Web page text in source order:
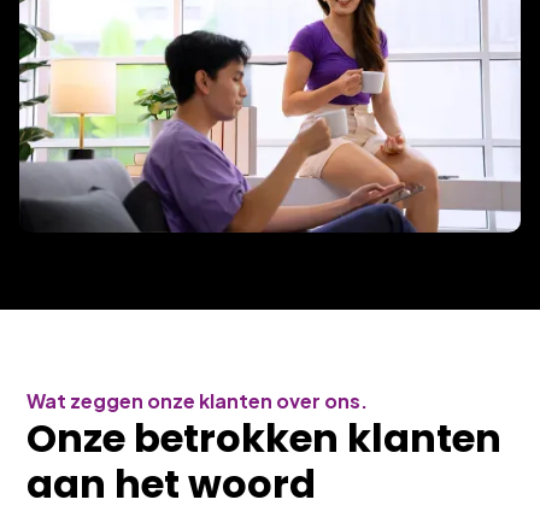
Wat zeggen onze klanten over ons.
Onze betrokken klanten
aan het woord